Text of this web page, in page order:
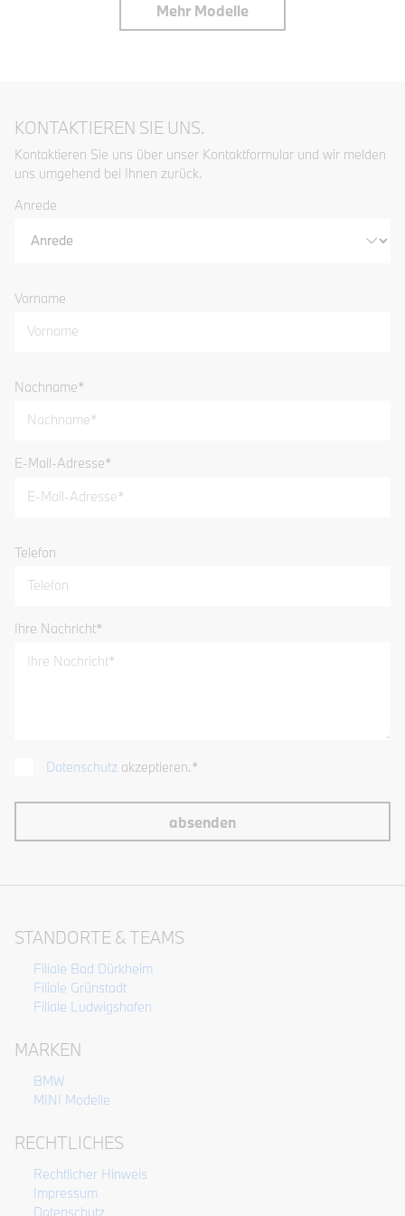
Mehr Modelle
KONTAKTIEREN SIE UNS.
Kontaktieren Sie uns über unser Kontaktformular und wir melden
uns umgehend bei Ihnen zurück.
Anrede
Vorname
Nachname*
E-Mail-Adresse*
Telefon
Ihre Nachricht*
Datenschutzakzeptieren.*
absenden
STANDORTE & TEAMS
Filiale Bad Dürkheim
Filiale Grünstadt
Filiale Ludwigshafen
MARKEN
BMW
MINI Modelle
RECHTLICHES
Rechtlicher Hinweis
Impressum
Datenschutz